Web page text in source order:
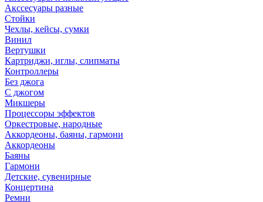
Акссесуары разные
Стойки
Чехлы, кейсы, сумки
Винил
Вертушки
Картриджи, иглы, слипматы
Контроллеры
Без джога
С джогом
Микшеры
Процессоры эффектов
Оркестровые, народные
Аккордеоны, баяны, гармони
Аккордеоны
Баяны
Гармони
Детские, сувенирные
Концертина
Ремни